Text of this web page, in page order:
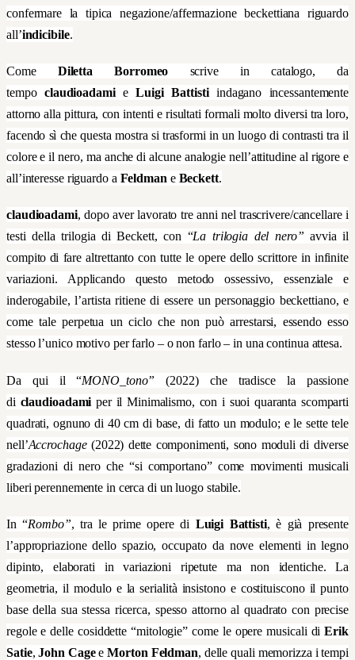
confermare la tipica negazione/affermazione beckettiana riguardo
all’indicibile.
Come Diletta Borromeo scrive in catalogo, da
tempo claudioadamieLuigi Battistiindagano incessantemente
attorno alla pittura, con intenti e risultati formali molto diversi tra loro,
facendo sì che questa mostra si trasformi in un luogo di contrasti tra il
colore e il nero, ma anche di alcune analogie nell’attitudine al rigore e
all’interesse riguardo a Feldman e Beckett.
claudioadami, dopo aver lavorato tre anni nel trascrivere/cancellare i
testi della trilogia di Beckett, con “La trilogia del nero”avvia il
compito di fare altrettanto con tutte le opere dello scrittore in infinite
variazioni. Applicando questo metodo ossessivo, essenziale e
inderogabile, l’artista ritiene di essere un personaggio beckettiano, e
come tale perpetua un ciclo che non può arrestarsi, essendo esso
stesso l’unico motivo per farlo – o non farlo – in una continua attesa.
Da qui il “MONO_tono” (2022) che tradisce la passione
di claudioadami per il Minimalismo, con i suoi quaranta scomparti
quadrati, ognuno di 40 cm di base, di fatto un modulo; e le sette tele
nell’Accrochage(2022) dette componimenti, sono moduli di diverse
gradazioni di nero che “si comportano” come movimenti musicali
liberi perennemente in cerca di un luogo stabile.
In “Rombo”, tra le prime opere di Luigi Battisti, è già presente
l’appropriazione dello spazio, occupato da nove elementi in legno
dipinto, elaborati in variazioni ripetute ma non identiche. La
geometria, il modulo e la serialità insistono e costituiscono il punto
base della sua stessa ricerca, spesso attorno al quadrato con precise
regole e delle cosiddette “mitologie” come le opere musicali diErik
Satie,John CageeMorton Feldman, delle quali memorizza i tempi